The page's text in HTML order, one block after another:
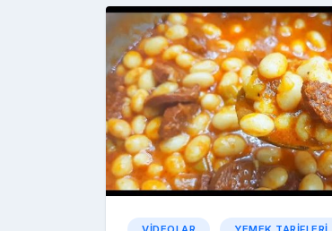
o
o
k
p
a
p
er
p
a
c
e
o
kl
a
s
s
ni
ki
e